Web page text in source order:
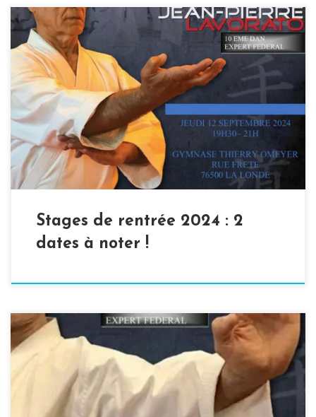
La saison 2024-2025 a débuté hier au club de Tourville
La Rivière (ALTR Karaté) et il est donc temps de rentrer
dans le droit chemin et de réaliser sa pré-inscription
2024-2025 si ce n’est pas déjà fait. Et ne traînez pas car
l’ALTR et l’AKCR attaquent fort, dès la semaine […]
Stages de rentrée 2024 : 2
dates à noter !
Envie de commencer l’année en force ? Rendez-vous
dimanche 9 février 2025, de 10h00 à 11h30, pour un stage
exceptionnel de karaté do Shotokan avec Jean-Pierre
Lavorato, 10e dan et expert fédéral. Rien que ça ! Ce